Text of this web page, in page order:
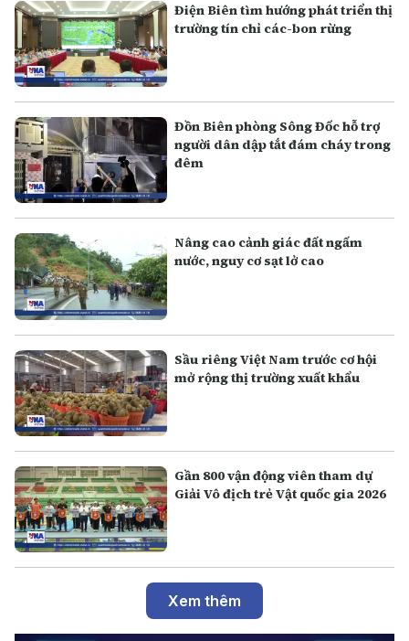
Điện Biên tìm hướng phát triển thị
trường tín chỉ các-bon rừng
Đồn Biên phòng Sông Đốc hỗ trợ
người dân dập tắt đám cháy trong
đêm
Nâng cao cảnh giác đất ngấm
nước, nguy cơ sạt lở cao
Sầu riêng Việt Nam trước cơ hội
mở rộng thị trường xuất khẩu
Gần 800 vận động viên tham dự
Giải Vô địch trẻ Vật quốc gia 2026
Xem thêm